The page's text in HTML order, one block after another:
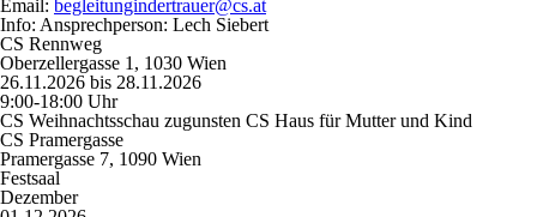
Email: begleitungindertrauer@cs.at
Info: Ansprechperson: Lech Siebert
CS Rennweg
Oberzellergasse 1, 1030 Wien
26.11.2026 bis 28.11.2026
9:00-18:00 Uhr
CS Weihnachtsschau zugunsten CS Haus für Mutter und Kind
CS Pramergasse
Pramergasse 7, 1090 Wien
Festsaal
Dezember